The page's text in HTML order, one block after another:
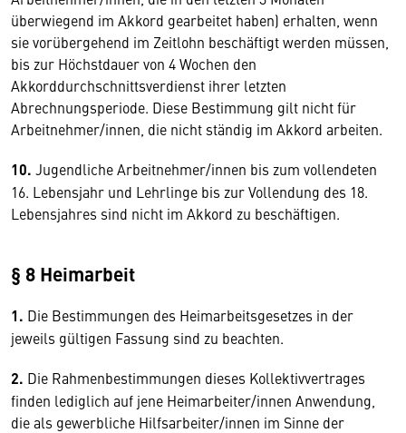
überwiegend im Akkord gearbeitet haben) erhalten, wenn
sie vorübergehend im Zeitlohn beschäftigt werden müssen,
bis zur Höchstdauer von 4 Wochen den
Akkorddurchschnittsverdienst ihrer letzten
Abrechnungsperiode. Diese Bestimmung gilt nicht für
Arbeitnehmer/innen, die nicht ständig im Akkord arbeiten.
10. Jugendliche Arbeitnehmer/innen bis zum vollendeten
16. Lebensjahr und Lehrlinge bis zur Vollendung des 18.
Lebensjahres sind nicht im Akkord zu beschäftigen.
§ 8 Heimarbeit
1. Die Bestimmungen des Heimarbeitsgesetzes in der
jeweils gültigen Fassung sind zu beachten.
2. Die Rahmenbestimmungen dieses Kollektivvertrages
finden lediglich auf jene Heimarbeiter/innen Anwendung,
die als gewerbliche Hilfsarbeiter/innen im Sinne der